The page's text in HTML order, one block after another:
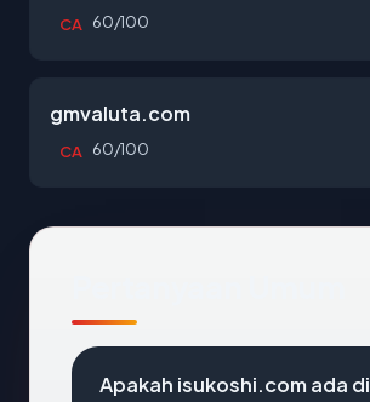
CA 60/100
gmvaluta.com
CA 60/100
Apakah isukoshi.com ada di